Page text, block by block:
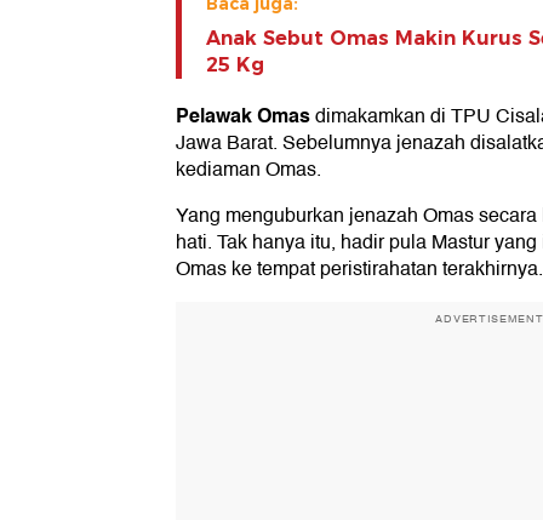
Anak Sebut Omas Makin Kurus
25 Kg
Pelawak Omasdimakamkan di TPU
Jawa Barat. Sebelumnya jenazah
kediaman Omas.
Yang menguburkan jenazah Omas
hati. Tak hanya itu, hadir pula Mastur
Omas ke tempat peristirahatan terakhirnya.
ADVERTISEMENT